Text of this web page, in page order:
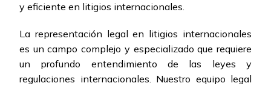
y eficiente en litigios internacionales.
La representación legal en litigios internacionales
es un campo complejo y especializado que requiere
un profundo entendimiento de las leyes y
regulaciones internacionales. Nuestro equipo legal